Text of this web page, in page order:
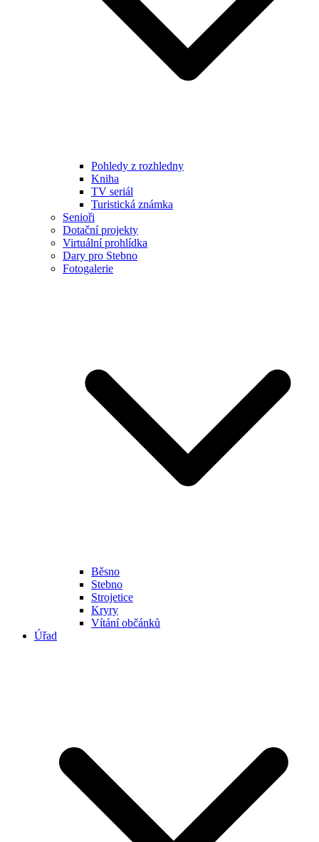
Pohledy z rozhledny
Kniha
TV seriál
Turistická známka
Senioři
Dotační projekty
Virtuální prohlídka
Dary pro Stebno
Fotogalerie
Běsno
Stebno
Strojetice
Kryry
Vítání občánků
Úřad